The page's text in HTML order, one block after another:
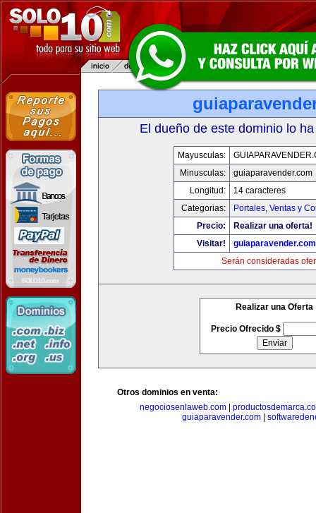
El dueño de este dominio lo
Mayusculas:
Minusculas:
guiaparavender.com
Longitud:
14 caracteres
Categorias:
Portales, Ventas y
Precio:
Realizar una oferta!
Visitar!
guiaparavender.com
Serán consideradas
Realizar una Oferta
Precio Ofrecido $
Otros dominios en venta:
negociosenlaweb.com
guiaparavender.com|